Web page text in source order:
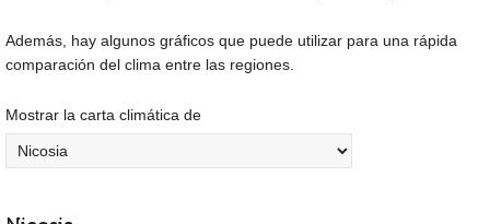
Además, hay algunos gráficos que puede utilizar para una rápida
comparación del clima entre las regiones.
Mostrar la carta climática de